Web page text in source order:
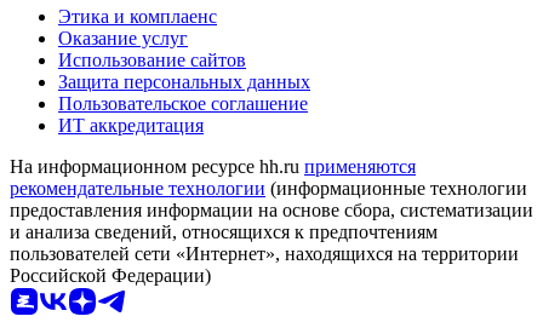
Этика и комплаенс
Оказание услуг
Использование сайтов
Защита персональных данных
Пользовательское соглашение
ИТ аккредитация
На информационном ресурсе hh.ru применяются
рекомендательные технологии (информационные технологии
предоставления информации на основе сбора, систематизации
и анализа сведений, относящихся к предпочтениям
пользователей сети «Интернет», находящихся на территории
Российской Федерации)